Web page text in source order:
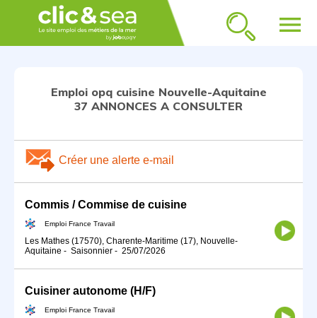
menu
Emploi opq cuisine Nouvelle-Aquitaine
37 ANNONCES A CONSULTER
Créer une alerte e-mail
Commis / Commise de cuisine
Emploi France Travail
Les Mathes (17570), Charente-Maritime (17), Nouvelle-
Aquitaine - Saisonnier - 25/07/2026
Cuisiner autonome (H/F)
Emploi France Travail